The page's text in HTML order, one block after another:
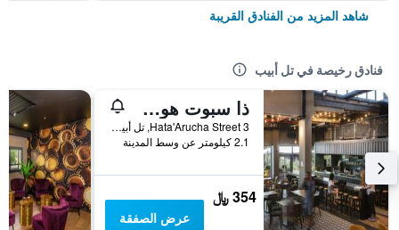
شاهد المزيد من الفنادق القريبة
فنادق رخيصة في تل أبيب
ذا سبوت هوستل
3 Hata'Arucha Street, تل أبيب, منطقة متروبوليتان تل أبيب, اسرائيل
2.1 كيلومتر عن وسط المدينة
354 ﷼
عرض الصفقة